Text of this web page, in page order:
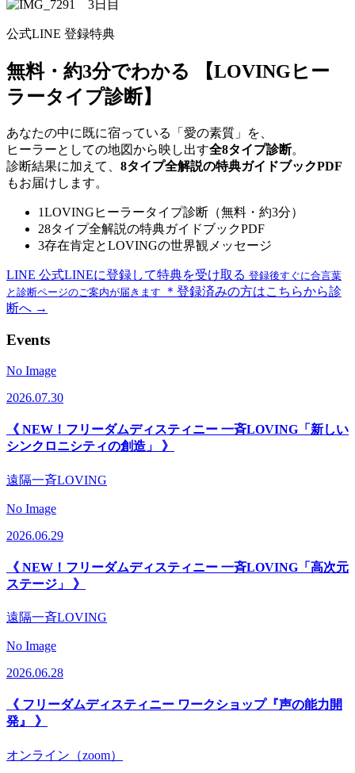
公式LINE 登録特典
無料・約3分でわかる
【LOVINGヒー
ラータイプ診断】
あなたの中に既に宿っている「愛の素質」を、
ヒーラーとしての地図から映し出す全8タイプ診断。
診断結果に加えて、 8タイプ全解説の特典ガイドブックPDF
もお届けします。
1LOVINGヒーラータイプ診断（無料・約3分）
28タイプ全解説の特典ガイドブックPDF
3存在肯定とLOVINGの世界観メッセージ
LINE 公式LINEに登録して特典を受け取る 登録後すぐに合言葉
と診断ページのご案内が届きます
＊登録済みの方はこちらから診
断へ →
Events
No Image
2026.07.30
《 NEW！フリーダムディスティニー 一斉LOVING「新しい
シンクロニシティの創造」 》
遠隔一斉LOVING
No Image
2026.06.29
《 NEW！フリーダムディスティニー 一斉LOVING「高次元
ステージ」 》
遠隔一斉LOVING
No Image
2026.06.28
《 フリーダムディスティニー ワークショップ『声の能力開
発』 》
オンライン（zoom）